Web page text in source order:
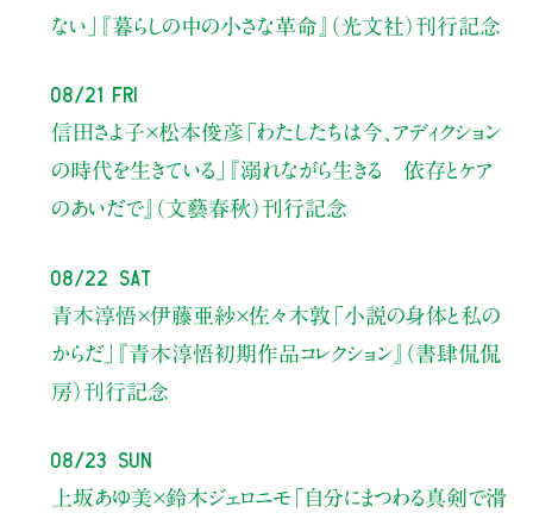
ない」
『暮らしの中の小さな革命』（光文社）刊行記念
08/21 Fri
信田さよ子×松本俊彦 「わたしたちは今、アディクション
の時代を生きている」
『溺れながら生きる 依存とケア
のあいだで』（文藝春秋）刊行記念
08/22 Sat
青木淳悟×伊藤亜紗×佐々木敦 「小説の身体と私の
からだ」
『青木淳悟初期作品コレクション』（書肆侃侃
房）刊行記念
08/23 Sun
上坂あゆ美×鈴木ジェロニモ 「自分にまつわる真剣で滑